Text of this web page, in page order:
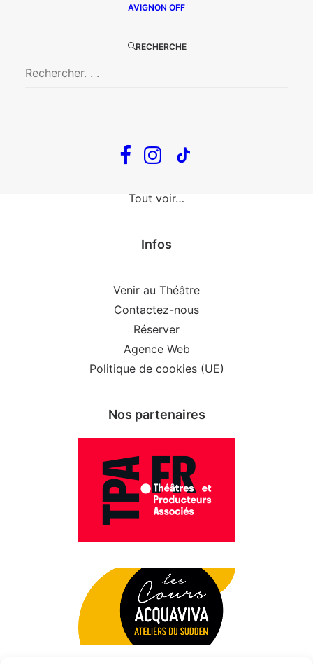
AVIGNON OFF
RECHERCHE
Le goût de la framboise
The Loop
Big Mother
Tout voir…
Infos
Venir au Théâtre
Contactez-nous
Réserver
Agence Web
Politique de cookies (UE)
Nos partenaires